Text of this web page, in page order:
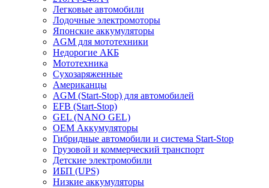
Легковые автомобили
Лодочные электромоторы
Японские аккумуляторы
AGM для мототехники
Недорогие АКБ
Мототехника
Сухозаряженные
Американцы
AGM (Start-Stop) для автомобилей
EFB (Start-Stop)
GEL (NANO GEL)
OEM Аккумуляторы
Гибридные автомобили и система Start-Stop
Грузовой и коммерческий транспорт
Детские электромобили
ИБП (UPS)
Низкие аккумуляторы